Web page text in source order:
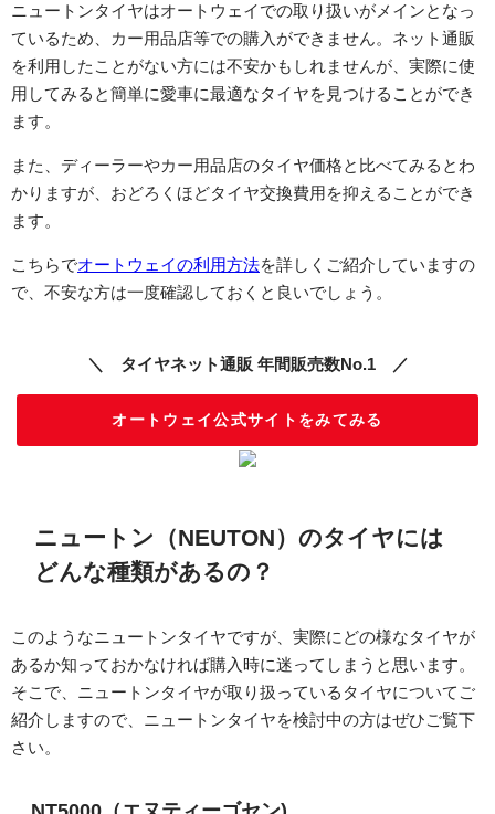
ニュートンタイヤはオートウェイでの取り扱いがメインとなっ
ているため、カー用品店等での購入ができません。ネット通販
を利用したことがない方には不安かもしれませんが、実際に使
用してみると簡単に愛車に最適なタイヤを見つけることができ
ます。
また、ディーラーやカー用品店のタイヤ価格と比べてみるとわ
かりますが、おどろくほどタイヤ交換費用を抑えることができ
ます。
こちらでオートウェイの利用方法を詳しくご紹介していますの
で、不安な方は一度確認しておくと良いでしょう。
＼ タイヤネット通販 年間販売数No.1 ／
オートウェイ公式サイトをみてみる
ニュートン（NEUTON）のタイヤには
どんな種類があるの？
このようなニュートンタイヤですが、実際にどの様なタイヤが
あるか知っておかなければ購入時に迷ってしまうと思います。
そこで、ニュートンタイヤが取り扱っているタイヤについてご
紹介しますので、ニュートンタイヤを検討中の方はぜひご覧下
さい。